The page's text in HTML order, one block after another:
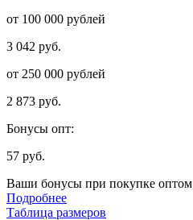
от 100 000 рублей
3 042 руб.
от 250 000 рублей
2 873 руб.
Бонусы опт:
57 руб.
Ваши бонусы при покупке оптом
Подробнее
Таблица размеров